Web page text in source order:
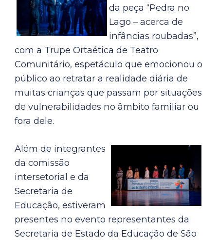
da peça “Pedra no
Lago – acerca de
infâncias roubadas”,
com a Trupe Ortaética de Teatro
Comunitário, espetáculo que emocionou o
público ao retratar a realidade diária de
muitas crianças que passam por situações
de vulnerabilidades no âmbito familiar ou
fora dele.
Além de integrantes
da comissão
intersetorial e da
Secretaria de
Educação, estiveram
presentes no evento representantes da
Secretaria de Estado da Educação de São